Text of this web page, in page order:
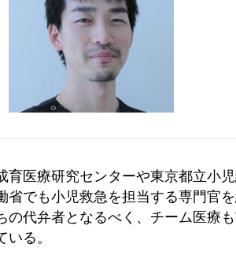
育医療研究センターや東京都立小
省でも小児救急を担当する専門官
の代弁者となるべく、チーム医療
いる。